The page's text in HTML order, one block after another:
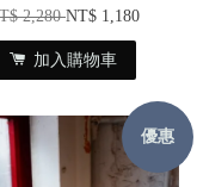
2,280NT$ 1,180
加入購物車
優惠